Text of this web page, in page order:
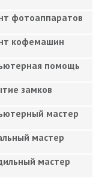
фотоаппаратов
кофемашин
помощь
замков
мастер
мастер
мастер